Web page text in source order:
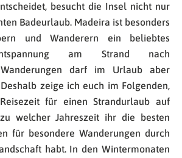
besucht die Insel nicht nur
Badeurlaub. Madeira ist besonders
und Wanderern ein beliebtes
am Strand nach
Wanderungen darf im Urlaub aber
zeige ich euch im Folgenden,
für einen Strandurlaub auf
welcher Jahreszeit ihr die besten
für besondere Wanderungen durch
habt. In den Wintermonaten